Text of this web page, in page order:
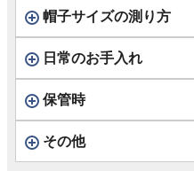
帽子サイズの測り方
日常のお手入れ
保管時
その他